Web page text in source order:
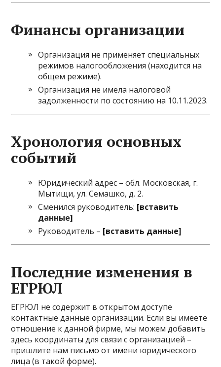
Финансы организации
Организация не применяет специальных
режимов налогообложения (находится на
общем режиме).
Организация не имела налоговой
задолженности по состоянию на 10.11.2023.
Хронология основных
событий
Юридический адрес – обл. Московская, г.
Мытищи, ул. Семашко, д. 2.
Сменился руководитель: [вставить
данные]
Руководитель – [вставить данные]
Последние изменения в
ЕГРЮЛ
ЕГРЮЛ не содержит в открытом доступе
контактные данные организации. Если вы имеете
отношение к данной фирме, мы можем добавить
здесь координаты для связи с организацией –
пришлите нам письмо от имени юридического
лица (в такой форме).